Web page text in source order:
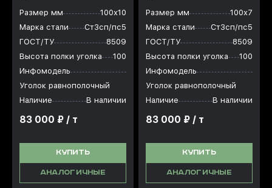
Размер мм
100х10
Марка стали
Ст3сп/пс5
ГОСТ/ТУ
8509
Высота полки уголка
100
Инфомодель
Уголок равнополочный
Наличие
В наличии
83 000 ₽ / т
КУПИТЬ
АНАЛОГИЧНЫЕ
Размер мм
100х7
Марка стали
Ст3сп/пс5
ГОСТ/ТУ
8509
Высота полки уголка
100
Инфомодель
Уголок равнополочный
Наличие
В наличии
83 000 ₽ / т
КУПИТЬ
АНАЛОГИЧНЫЕ